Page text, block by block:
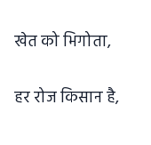
खेत को भिगोता,
हर रोज किसान है,